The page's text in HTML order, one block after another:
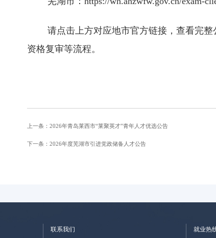
请点击上方对应地市官方链接，查看完整
资格复审等流程。
上一条：2026年青岛莱西市“莱聚英才”青年人才优选公告
下一条：2026年度芜湖市引进党政储备人才公告
联系我们 就业热